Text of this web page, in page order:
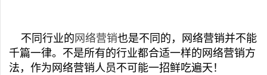
不同行业的 网络营销也是不同的，网络营销并不能
千篇一律。不是所有的行业都合适一样的网络营销方
法，作为网络营销人员不可能一招鲜吃遍天！